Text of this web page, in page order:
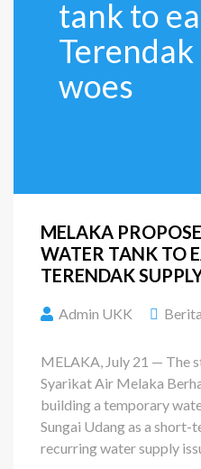
tank to
woes
MELAKA
WATER TANK TO
TERENDAK
Admin UKK Berita
MELAKA, July 21 — The
Syarikat Air Melaka
building a temporary
Sungai Udang as a short-
recurring water supply